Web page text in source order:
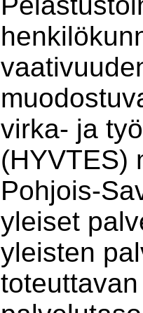
virka- ja
(HYVTES)
Pohjois-
yleiset
yleisten